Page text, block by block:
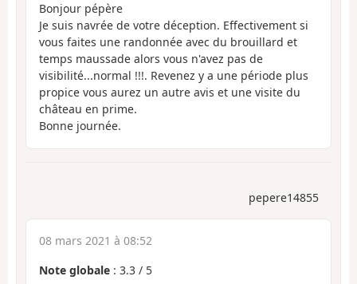
Bonjour pépère
Je suis navrée de votre déception. Effectivement si
vous faites une randonnée avec du brouillard et
temps maussade alors vous n'avez pas de
visibilité...normal !!!. Revenez y a une période plus
propice vous aurez un autre avis et une visite du
château en prime.
Bonne journée.
pepere14855
08 mars 2021 à 08:52
Note globale : 3.3 / 5